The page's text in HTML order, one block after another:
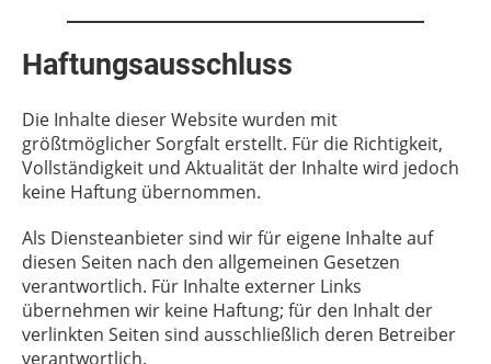
Haftungsausschluss
Die Inhalte dieser Website wurden mit
größtmöglicher Sorgfalt erstellt. Für die Richtigkeit,
Vollständigkeit und Aktualität der Inhalte wird jedoch
keine Haftung übernommen.
Als Diensteanbieter sind wir für eigene Inhalte auf
diesen Seiten nach den allgemeinen Gesetzen
verantwortlich. Für Inhalte externer Links
übernehmen wir keine Haftung; für den Inhalt der
verlinkten Seiten sind ausschließlich deren Betreiber
verantwortlich.